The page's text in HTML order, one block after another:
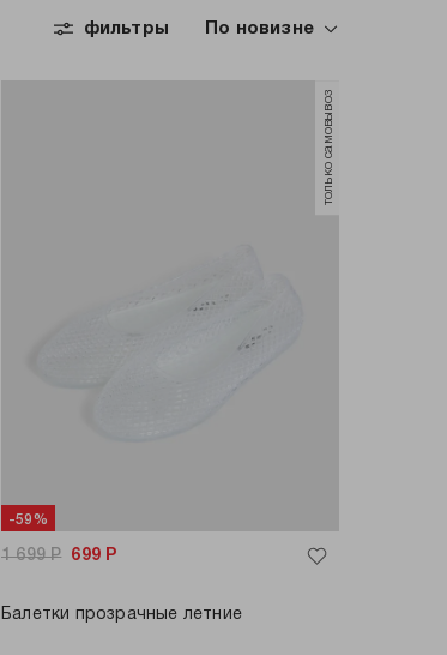
Сапоги и ботинки По новизне
фильтры
-59%
только самовывоз
1 699Р 699 Р
Балетки прозрачные летние